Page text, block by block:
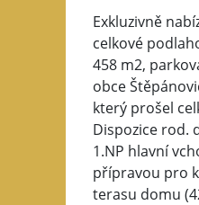
Exkluzivně
celkové
458 m2,
obce
který prošel
Dispozice rod.
1.NP hlavní
přípravou pro
terasu domu